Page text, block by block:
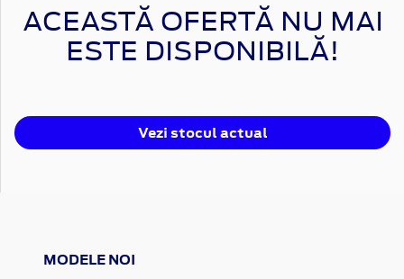
ACEASTĂ OFERTĂ NU MAI
ESTE DISPONIBILĂ!
Vezi stocul actual
MODELE NOI